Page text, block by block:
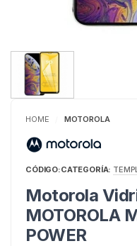
HOME MOTOROLA
CÓDIGO:CATEGORÍA:
Motorola
MOTOROLA
POWER